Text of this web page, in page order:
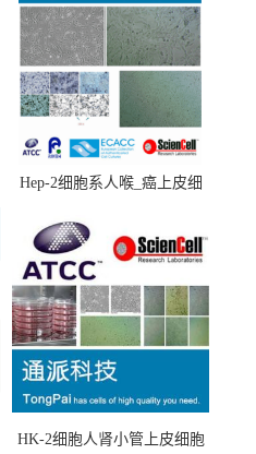
Hep-2细胞系人喉_癌上皮细
HK-2细胞人肾小管上皮细胞